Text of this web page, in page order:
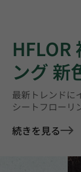
HFLOR
ング 新
最新トレンドに
シートフローリ
続きを見る